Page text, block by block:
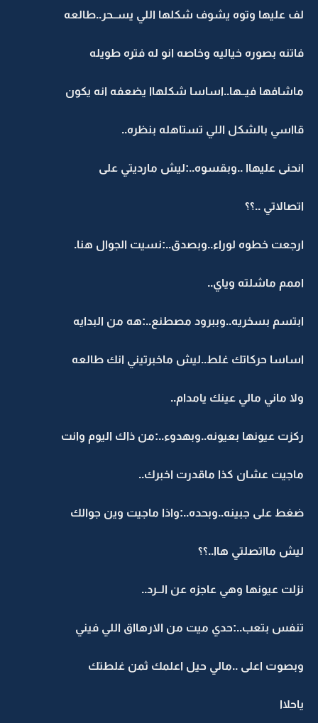
لف عليها وتوه يشوف شكلها اللي يســحر..طالعه
فاتنه بصوره خياليه وخاصه انو له فتره طويله
ماشافها فيــها..اساسا شكلهاا يضعفه انه يكون
قااسي بالشكل اللي تستاهله بنظره..
انحنى عليهاا ..وبقسوه..:ليش مارديتي على
اتصالاتي ..؟؟
ارجعت خطوه لوراء..وبصدق..:نسيت الجوال هنا.
اممم ماشلته وياي..
ابتسم بسخريه..وببرود مصطنع..:هه من البدايه
اساسا حركاتك غلط..ليش ماخبرتيني انك طالعه
ولا ماني مالي عينك يامدام..
ركزت عيونها بعيونه..وبهدوء..:من ذاك اليوم وانت
ماجيت عشان كذا ماقدرت اخبرك..
ضغط على جبينه..وبحده..:واذا ماجيت وين جوالك
ليش مااتصلتي هاا..؟؟
نزلت عيونها وهي عاجزه عن الــرد..
تنفس بتعب..:حدي ميت من الارهااق اللي فيني
وبصوت اعلى ..مالي حيل اعلمك ثمن غلطتك
ياحلاا